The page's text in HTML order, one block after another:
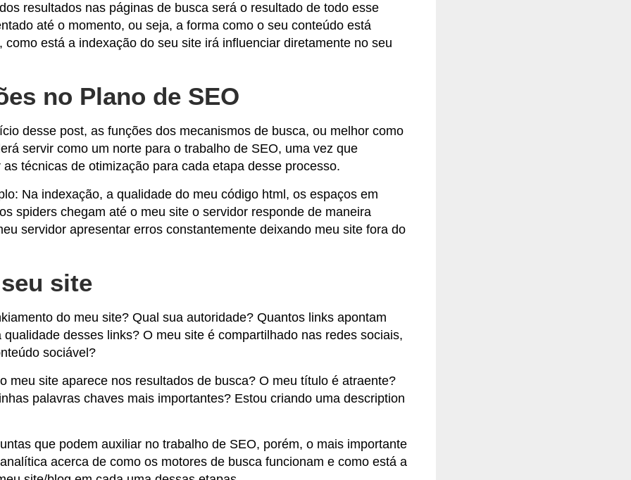
resultados nas páginas de busca será o resultado de todo esse
até o momento, ou seja, a forma como o seu conteúdo está
como está a indexação do seu site irá influenciar diretamente no seu
no Plano de SEO
desse post, as funções dos mecanismos de busca, ou melhor como
servir como um norte para o trabalho de SEO, uma vez que
as técnicas de otimização para cada etapa desse processo.
Na indexação, a qualidade do meu código html, os espaços em
spiders chegam até o meu site o servidor responde de maneira
servidor apresentar erros constantemente deixando meu site fora do
site
do meu site? Qual sua autoridade? Quantos links apontam
qualidade desses links? O meu site é compartilhado nas redes sociais,
sociável?
meu site aparece nos resultados de busca? O meu título é atraente?
palavras chaves mais importantes? Estou criando uma description
que podem auxiliar no trabalho de SEO, porém, o mais importante
acerca de como os motores de busca funcionam e como está a